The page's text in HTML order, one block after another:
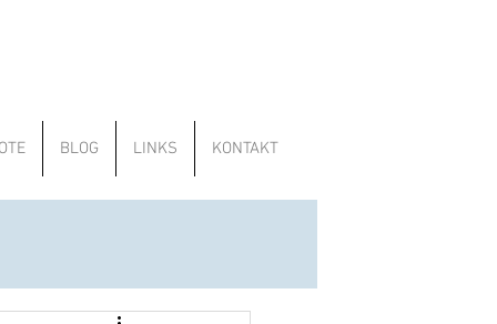
BLOG LINKS KONTAKT